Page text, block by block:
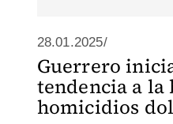
28.01.2025/
Guerrero
tendencia a la
homicidios